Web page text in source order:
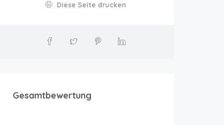
Diese Seite drucken
Gesamtbewertung